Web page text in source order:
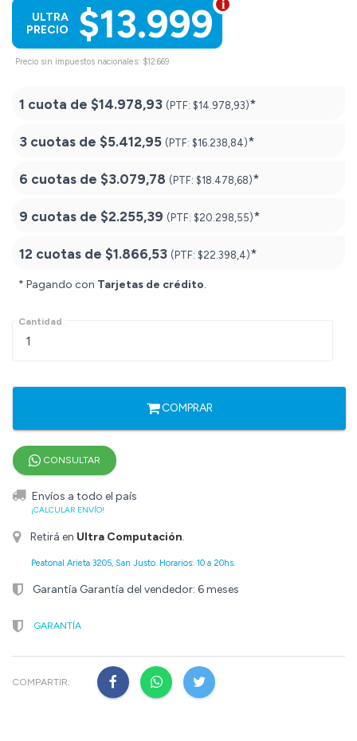
$13.999
ULTRA
PRECIO
Precio sin impuestos nacionales: $12.669
1 cuota de $14.978,93 (PTF: $14.978,93)*
3 cuotas de $5.412,95 (PTF: $16.238,84)*
6 cuotas de $3.079,78 (PTF: $18.478,68)*
9 cuotas de $2.255,39 (PTF: $20.298,55)*
12 cuotas de $1.866,53 (PTF: $22.398,4)*
* Pagando con Tarjetas de crédito.
Cantidad
COMPRAR
CONSULTAR
Envíos a todo el país
¡CALCULAR ENVÍO!
Retirá en Ultra Computación.
Peatonal Arieta 3205, San Justo. Horarios: 10 a 20hs.
Garantía Garantía del vendedor: 6 meses
GARANTÍA
COMPARTIR: